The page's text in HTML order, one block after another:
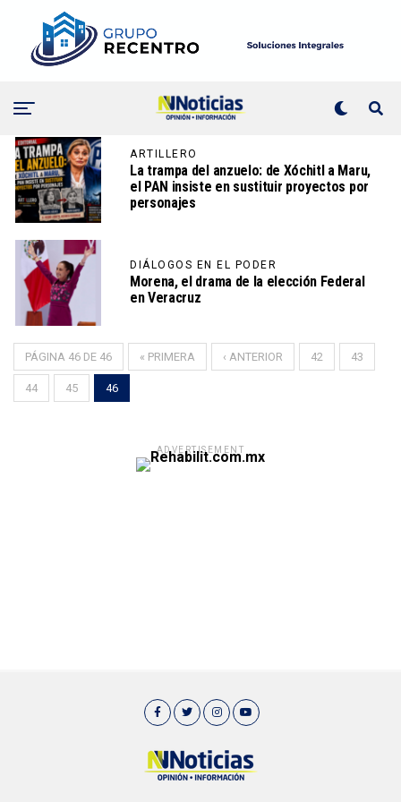
ARTILLERO
La trampa del anzuelo: de Xóchitl a Maru,
el PAN insiste en sustituir proyectos por
personajes
DIÁLOGOS EN EL PODER
Morena, el drama de la elección Federal
en Veracruz
PÁGINA 46 DE 46 « PRIMERA ‹ ANTERIOR 42 43
44 45 46
ADVERTISEMENT